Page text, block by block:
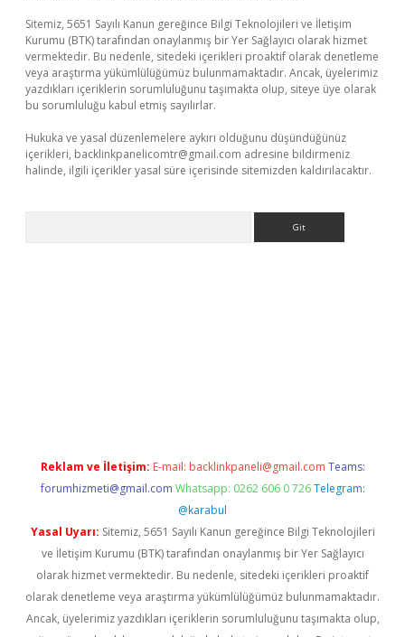
Sitemiz, 5651 Sayılı Kanun gereğince Bilgi Teknolojileri ve İletişim
Kurumu (BTK) tarafından onaylanmış bir Yer Sağlayıcı olarak hizmet
vermektedir. Bu nedenle, sitedeki içerikleri proaktif olarak denetleme
veya araştırma yükümlülüğümüz bulunmamaktadır. Ancak, üyelerimiz
yazdıkları içeriklerin sorumluluğunu taşımakta olup, siteye üye olarak
bu sorumluluğu kabul etmiş sayılırlar.
Hukuka ve yasal düzenlemelere aykırı olduğunu düşündüğünüz
içerikleri, backlinkpanelicomtr@gmail.com adresine bildirmeniz
halinde, ilgili içerikler yasal süre içerisinde sitemizden kaldırılacaktır.
Reklam ve İletişim: E-mail: backlinkpaneli@gmail.com Teams:
forumhizmeti@gmail.com Whatsapp: 0262 606 0 726 Telegram:
@karabul
Yasal Uyarı: Sitemiz, 5651 Sayılı Kanun gereğince Bilgi Teknolojileri
ve İletişim Kurumu (BTK) tarafından onaylanmış bir Yer Sağlayıcı
olarak hizmet vermektedir. Bu nedenle, sitedeki içerikleri proaktif
olarak denetleme veya araştırma yükümlülüğümüz bulunmamaktadır.
Ancak, üyelerimiz yazdıkları içeriklerin sorumluluğunu taşımakta olup,